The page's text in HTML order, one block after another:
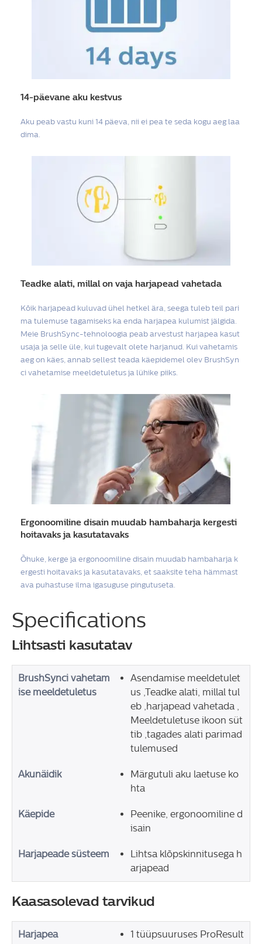
14-päevane aku kestvus
Aku peab vastu kuni 14 päeva, nii ei pea te seda kogu aeg laa
dima.
Teadke alati, millal on vaja harjapead vahetada
Kõik harjapead kuluvad ühel hetkel ära, seega tuleb teil pari
ma tulemuse tagamiseks ka enda harjapea kulumist jälgida.
Meie BrushSync-tehnoloogia peab arvestust harjapea kasut
usaja ja selle üle, kui tugevalt olete harjanud. Kui vahetamis
aeg on käes, annab sellest teada käepidemel olev BrushSyn
ci vahetamise meeldetuletus ja lühike piiks.
Ergonoomiline disain muudab hambaharja kergesti
hoitavaks ja kasutatavaks
Õhuke, kerge ja ergonoomiline disain muudab hambaharja k
ergesti hoitavaks ja kasutatavaks, et saaksite teha hämmast
ava puhastuse ilma igasuguse pingutuseta.
Specifications
Lihtsasti kasutatav
BrushSynci vahetam
ise meeldetuletus
Asendamise meeldetulet
us ,Teadke alati, millal tul
eb ,harjapead vahetada ,
Meeldetuletuse ikoon süt
tib ,tagades alati parimad
tulemused
Akunäidik
Märgutuli aku laetuse ko
hta
Käepide
Peenike, ergonoomiline d
isain
Harjapeade süsteem
Lihtsa klõpskinnitusega h
arjapead
Kaasasolevad tarvikud
Harjapea
1 tüüpsuuruses ProResult